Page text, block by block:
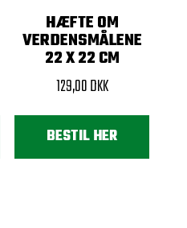
HÆFTE OM
VERDENSMÅLENE
22 X 22 CM
129,00DKK
BESTIL HER